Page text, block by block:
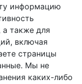
информацию
а также для
включая
страницы
Мы не
каких-либо